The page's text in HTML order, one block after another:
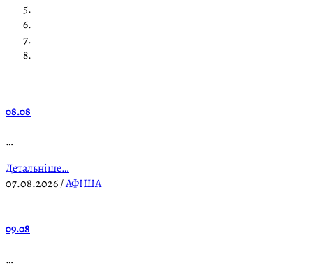
08.08
…
Детальніше…
07.08.2026/АФІША
09.08
…